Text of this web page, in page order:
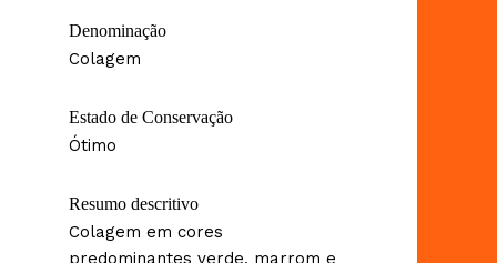
Denominação
Colagem
Estado de Conservação
Ótimo
Resumo descritivo
Colagem em cores
predominantes verde, marrom e